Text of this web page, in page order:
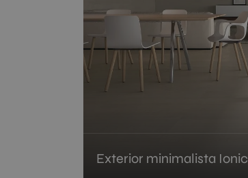
Exterior minimalista Ionic